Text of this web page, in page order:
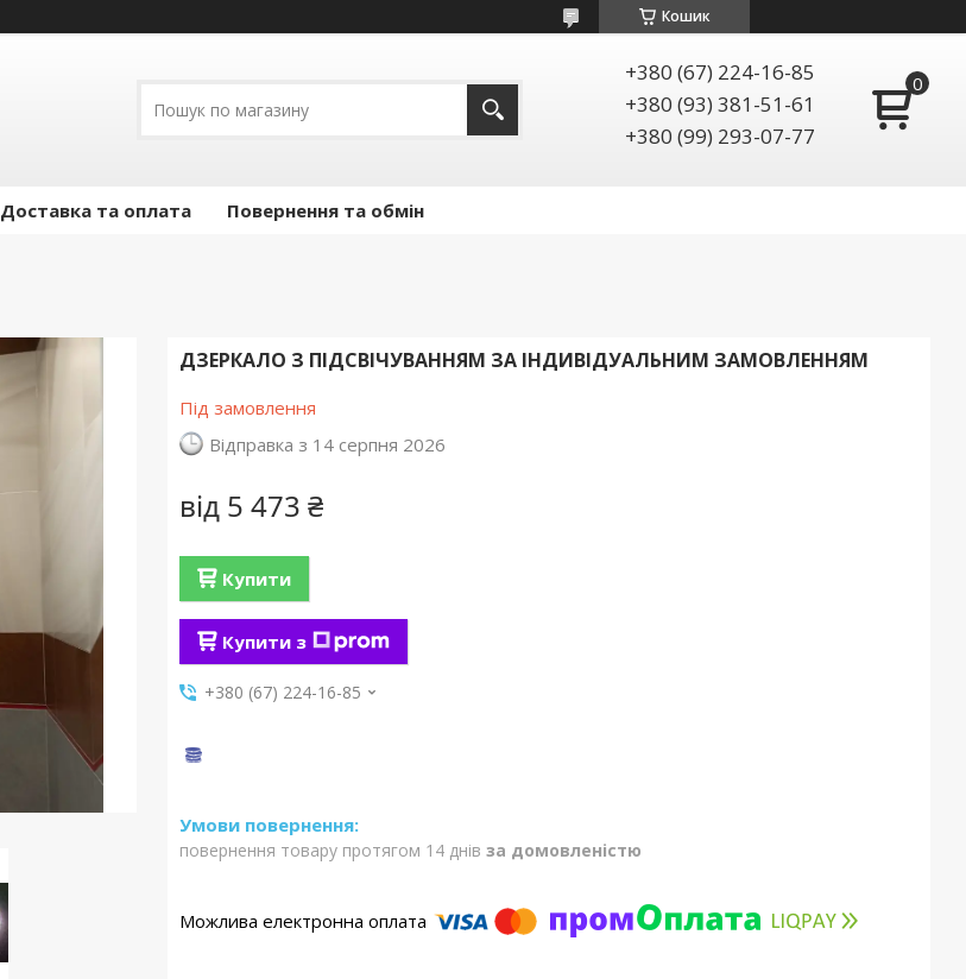
Кошик
+380 (67) 224-16-85
+380 (93) 381-51-61
+380 (99) 293-07-77
Доставка та оплата Повернення та обмін
ДЗЕРКАЛО З ПІДСВІЧУВАННЯМ ЗА ІНДИВІДУАЛЬНИМ ЗАМОВЛЕННЯМ
Під замовлення
Відправка з 14 серпня 2026
від 5 473 ₴
Купити
Купити з
+380 (67) 224-16-85
повернення товару протягом 14 днів за домовленістю